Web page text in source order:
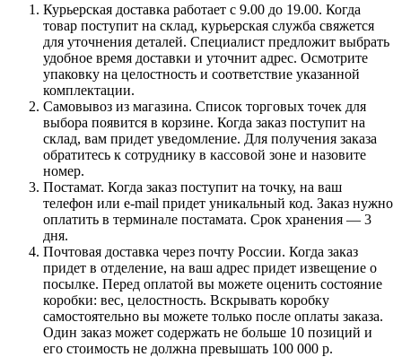
Курьерская доставка работает с 9.00 до 19.00. Когда
товар поступит на склад, курьерская служба свяжется
для уточнения деталей. Специалист предложит выбрать
удобное время доставки и уточнит адрес. Осмотрите
упаковку на целостность и соответствие указанной
комплектации.
Самовывоз из магазина. Список торговых точек для
выбора появится в корзине. Когда заказ поступит на
склад, вам придет уведомление. Для получения заказа
обратитесь к сотруднику в кассовой зоне и назовите
номер.
Постамат. Когда заказ поступит на точку, на ваш
телефон или e-mail придет уникальный код. Заказ нужно
оплатить в терминале постамата. Срок хранения — 3
дня.
Почтовая доставка через почту России. Когда заказ
придет в отделение, на ваш адрес придет извещение о
посылке. Перед оплатой вы можете оценить состояние
коробки: вес, целостность. Вскрывать коробку
самостоятельно вы можете только после оплаты заказа.
Один заказ может содержать не больше 10 позиций и
его стоимость не должна превышать 100 000 р.